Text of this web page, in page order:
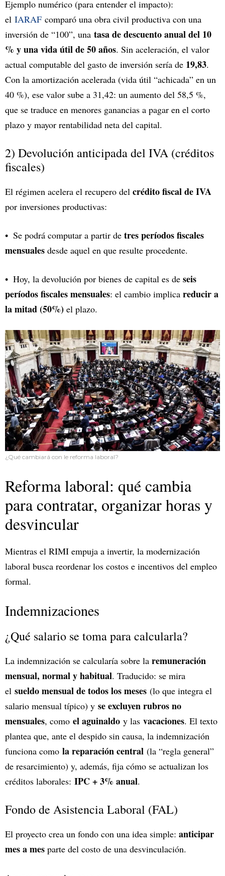
Ejemplo numérico (para entender el impacto):
el IARAF comparó una obra civil productiva con una
inversión de “100”, una tasa de descuento anual del 10
% y una vida útil de 50 años. Sin aceleración, el valor
actual computable del gasto de inversión sería de 19,83.
Con la amortización acelerada (vida útil “achicada” en un
40 %), ese valor sube a 31,42: un aumento del 58,5 %,
que se traduce en menores ganancias a pagar en el corto
plazo y mayor rentabilidad neta del capital.
2) Devolución anticipada del IVA (créditos
fiscales)
El régimen acelera el recupero del crédito fiscal de IVA
por inversiones productivas:
Se podrá computar a partir de tres períodos fiscales
mensuales desde aquel en que resulte procedente.
Hoy, la devolución por bienes de capital es de seis
períodos fiscales mensuales: el cambio implica reducir a
la mitad (50%) el plazo.
¿Qué cambiará con le reforma laboral?
Reforma laboral: qué cambia
para contratar, organizar horas y
desvincular
Mientras el RIMI empuja a invertir, la modernización
laboral busca reordenar los costos e incentivos del empleo
formal.
Indemnizaciones
¿Qué salario se toma para calcularla?
La indemnización se calcularía sobre la remuneración
mensual, normal y habitual. Traducido: se mira
el sueldo mensual de todos los meses (lo que integra el
salario mensual típico) y se excluyen rubros no
mensuales, como el aguinaldo y las vacaciones. El texto
plantea que, ante el despido sin causa, la indemnización
funciona como la reparación central (la “regla general”
de resarcimiento) y, además, fija cómo se actualizan los
créditos laborales: IPC + 3% anual.
Fondo de Asistencia Laboral (FAL)
El proyecto crea un fondo con una idea simple: anticipar
mes a mes parte del costo de una desvinculación.